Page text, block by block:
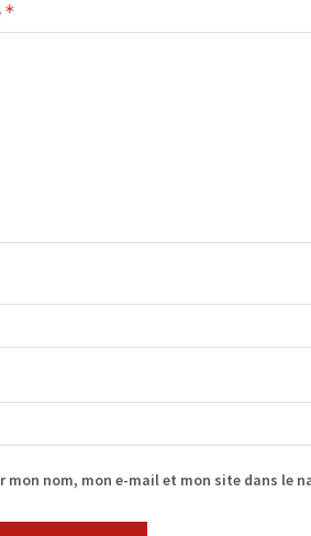
*
mon nom, mon e-mail et mon site dans le